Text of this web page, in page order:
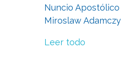
Nuncio Apostólico
Miroslaw
Leer todo